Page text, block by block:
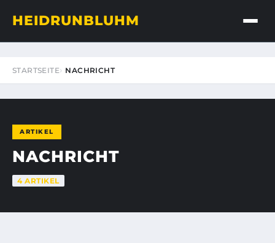
HEIDRUNBLUHM
STARTSEITE NACHRICHT
ARTIKEL
NACHRICHT
4 ARTIKEL